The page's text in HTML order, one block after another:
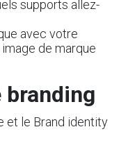
supports allez-
avec votre
de marque
et le Brand identity